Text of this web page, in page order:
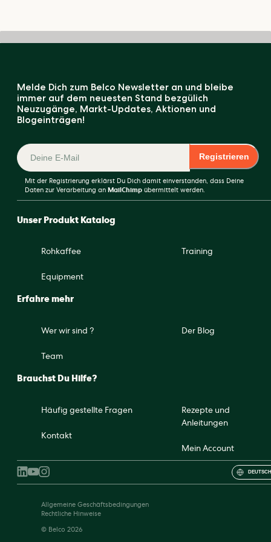
Unser Produkt Katalog
Rohkaffee
Equipment
Training
Erfahre mehr
Wer wir sind ?
Team
Der Blog
Brauchst Du Hilfe?
Häufig gestellte Fragen
Kontakt
Rezepte und
Anleitungen
Mein Account
Melde Dich zum Belco Newsletter an und bleibe
immer auf dem neuesten Stand bezgülich
Neuzugänge, Markt-Updates, Aktionen und
Blogeinträgen!
Registrieren
Mit der Registrierung erklärst Du Dich damit einverstanden, dass Deine
Daten zur Verarbeitung an MailChimpübermittelt werden.
© Belco 2026
Allgemeine Geschäftsbedingungen
Rechtliche Hinweise